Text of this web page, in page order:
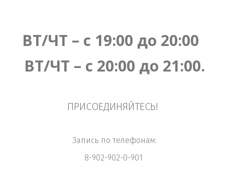
ВТ/ЧТ – с 19:00 до 20:00
ВТ/ЧТ – с 20:00 до 21:00.
ПРИСОЕДИНЯЙТЕСЬ!
Запись по телефонам:
8-902-902-0-901